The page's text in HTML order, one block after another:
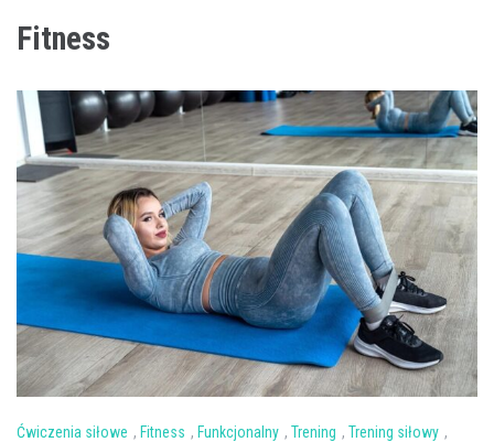
Fitness
Ćwiczenia siłowe , Fitness , Funkcjonalny , Trening , Trening siłowy ,